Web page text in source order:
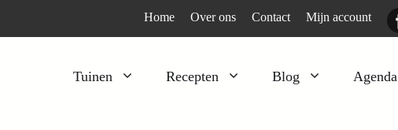
Home Over ons Contact Mijn account
Tuinen Recepten Blog Agenda